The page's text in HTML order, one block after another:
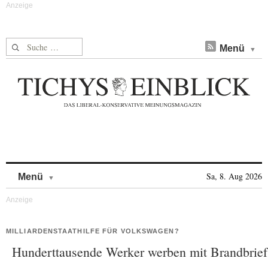
Suche nach: Menü
Menü Sa, 8. Aug 2026
MILLIARDENSTAATHILFE FÜR VOLKSWAGEN?
Hunderttausende Werker werben mit Brandbrief